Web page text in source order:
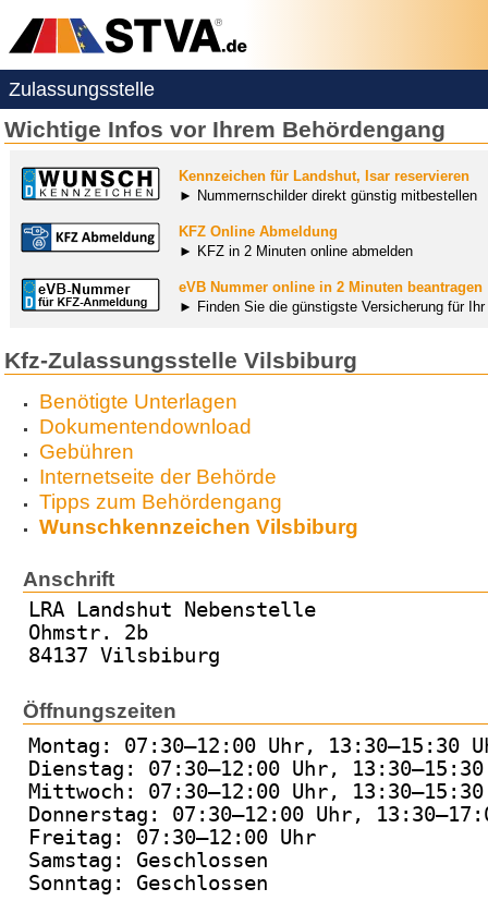
Zulassungsstelle
Wichtige Infos vor Ihrem Behördengang
Kennzeichen für Landshut, Isar reservieren
► Nummernschilder direkt günstig mitbestellen
KFZ Online Abmeldung
► KFZ in 2 Minuten online abmelden
eVB Nummer online in 2 Minuten beantragen
► Finden Sie die günstigste Versicherung für
Kfz-Zulassungsstelle Vilsbiburg
Benötigte Unterlagen
Dokumentendownload
Gebühren
Internetseite der Behörde
Tipps zum Behördengang
Wunschkennzeichen Vilsbiburg
Anschrift
LRA Landshut Nebenstelle
Ohmstr. 2b
84137 Vilsbiburg
Öffnungszeiten
Montag: 07:30–12:00 Uhr, 13:30–15:30
Dienstag: 07:30–12:00 Uhr,
Mittwoch: 07:30–12:00 Uhr,
Donnerstag: 07:30–12:00 Uhr,
Freitag: 07:30–12:00 Uhr
Samstag: Geschlossen
Sonntag: Geschlossen